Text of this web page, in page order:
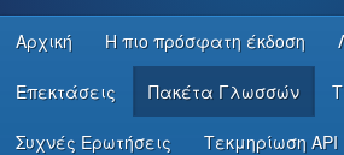
ΠΌΡΟΙ ΠΡΟΓΡΑΜΜΑΤΙΣΤΏΝ
Αρχική Η πιο πρόσφατη έκδοση
Επεκτάσεις Πακέτα Γλωσσών
Συχνές Ερωτήσεις Τεκμηρίωση API